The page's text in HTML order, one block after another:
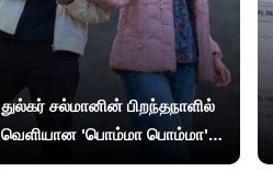
துல்கர் சல்மானின் பிறந்தநாளில்
வெளியான 'பொம்மா பொம்மா'...
ரசிகர்களை கவர்ந்த ரொமான்டிக்